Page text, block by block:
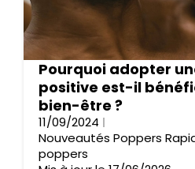
Pourquoi adopter
positive est-il
bien-être ?
11/09/2024
Nouveautés Poppers
poppers